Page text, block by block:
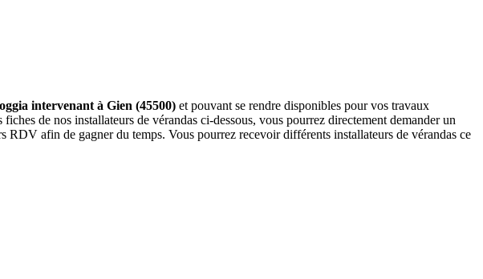
intervenant à Gien (45500) et pouvant se rendre disponibles pour vos travaux
de nos installateurs de vérandas ci-dessous, vous pourrez directement demander un
afin de gagner du temps. Vous pourrez recevoir différents installateurs de vérandas ce